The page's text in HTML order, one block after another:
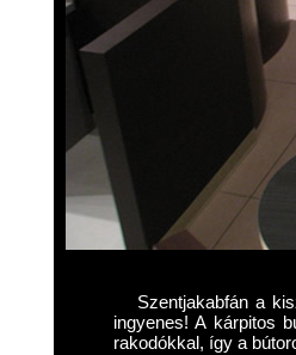
Szentjakabfán a
ingyenes! A kárpitos
rakodókkal, így a